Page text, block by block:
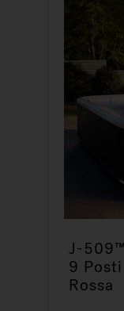
J-
9
Rossa